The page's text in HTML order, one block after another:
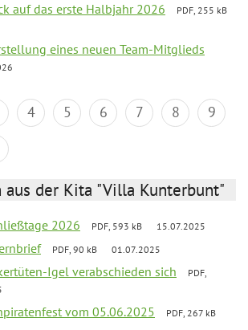
auf das erste Halbjahr 2026
PDF, 255 kB
eines neuen Team-Mitglieds
4 5 6 7 8
9
der Kita "Villa Kunterbunt"
2026 PDF, 593 kB 15.07.2025
PDF, 90 kB 01.07.2025
Igel verabschieden sich
PDF,
vom 05.06.2025
PDF, 267 kB